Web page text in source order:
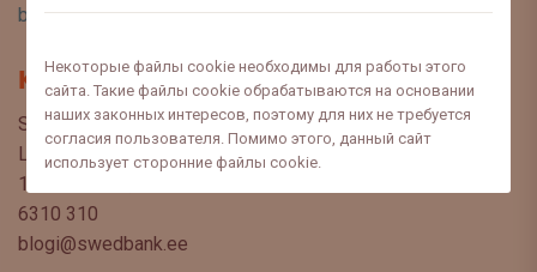
Некоторые файлы cookie необходимы для работы этого
сайта. Такие файлы cookie обрабатываются на основании
наших законных интересов, поэтому для них не требуется
согласия пользователя. Помимо этого, данный сайт
использует сторонние файлы cookie.
blog@swedbank.ee.
Контакт
Swedbank AS
Liivalaia 34
15040 Tallinn, Estonia
6310 310
blogi@swedbank.ee